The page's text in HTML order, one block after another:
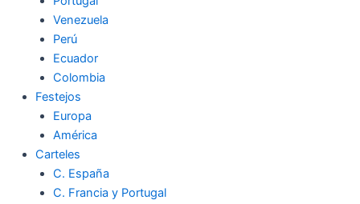
Venezuela
Perú
Ecuador
Colombia
Festejos
Europa
América
Carteles
C. España
C. Francia y Portugal